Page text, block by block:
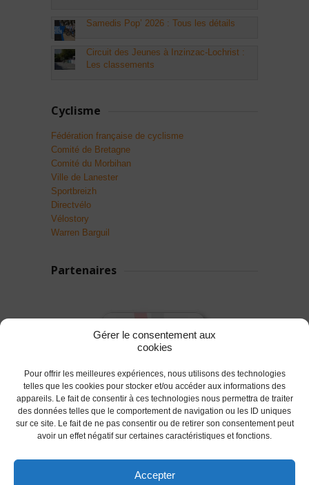
Gérer le consentement aux
cookies
Pour offrir les meilleures expériences, nous utilisons des technologies
telles que les cookies pour stocker et/ou accéder aux informations des
appareils. Le fait de consentir à ces technologies nous permettra de traiter
des données telles que le comportement de navigation ou les ID uniques
sur ce site. Le fait de ne pas consentir ou de retirer son consentement peut
avoir un effet négatif sur certaines caractéristiques et fonctions.
Accepter
Samedis Pop’ 2026 : Tous les détails
Circuit des Jeunes à Inzinzac-Lochrist :
Les classements
Cyclisme
Fédération française de cyclisme
Comité de Bretagne
Comité du Morbihan
Ville de Lanester
Sportbreizh
Directvélo
Vélostory
Warren Barguil
Partenaires